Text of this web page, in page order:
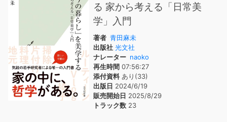
る 家から考える「日常美
学」入門
著者 青田麻未
出版社 光文社
ナレーター naoko
再生時間 07:56:27
添付資料あり(33)
出版日 2024/6/19
販売開始日 2025/8/29
トラック数 23